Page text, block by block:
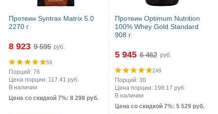
Протеин Syntrax Matrix 5.0
2270 г
8 923 руб.
59
Порций: 76
Цена порции: 117.41 руб.
В наличии
Цена со скидкой 7%: 8 298 руб.
Протеин Optimum Nutrition
100% Whey Gold Standard
908 г
5 945 руб.
249
Порций: 30
Цена порции: 198.17 руб.
В наличии
Цена со скидкой 7%: 5 529 руб.